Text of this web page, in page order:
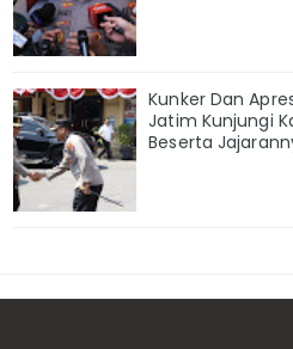
Kunker Dan
Jatim Kunjungi
Beserta